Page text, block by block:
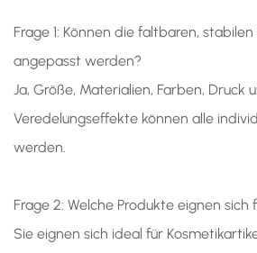
Frage 1: Können die faltbaren, stabilen
angepasst werden?
Ja, Größe, Materialien, Farben, Druck
Veredelungseffekte können alle
werden.
Frage 2: Welche Produkte eignen sich
Sie eignen sich ideal für